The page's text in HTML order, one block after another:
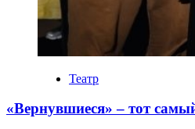
Театр
«Вернувшиеся» – тот